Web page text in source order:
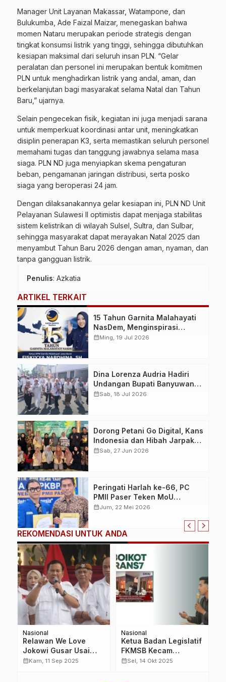
Manager Unit Layanan Makassar, Watampone, dan
Bulukumba, Ade Faizal Maizar, menegaskan bahwa
momen Nataru merupakan periode strategis dengan
tingkat konsumsi listrik yang tinggi, sehingga dibutuhkan
kesiapan maksimal dari seluruh insan PLN. “Gelar
peralatan dan personel ini merupakan bentuk komitmen
PLN untuk menghadirkan listrik yang andal, aman, dan
berkelanjutan bagi masyarakat selama Natal dan Tahun
Baru,” ujarnya.
Selain pengecekan fisik, kegiatan ini juga menjadi sarana
untuk memperkuat koordinasi antar unit, meningkatkan
disiplin penerapan K3, serta memastikan seluruh personel
memahami tugas dan tanggung jawabnya selama masa
siaga. PLN ND juga menyiapkan skema pengaturan
beban, pengamanan jaringan distribusi, serta posko
siaga yang beroperasi 24 jam.
Dengan dilaksanakannya gelar kesiapan ini, PLN ND Unit
Pelayanan Sulawesi II optimistis dapat menjaga stabilitas
sistem kelistrikan di wilayah Sulsel, Sultra, dan Sulbar,
sehingga masyarakat dapat merayakan Natal 2025 dan
menyambut Tahun Baru 2026 dengan aman, nyaman, dan
tanpa gangguan listrik.
Penulis: Azkatia
ARTIKEL TERKAIT
15 Tahun Garnita Malahayati
NasDem, Menginspirasi
Perempuan Memimpin
calendar_monthMing, 19 Jul 2026
Dina Lorenza Audria Hadiri
Undangan Bupati Banyuwangi,
Saksikan Banyuwangi Ethno
calendar_monthSab, 18 Jul 2026
Dorong Petani Go Digital, Kans
Indonesia dan Hibah Jarpak
Gita Pertiwi Gelar Pelatihan
calendar_monthSab, 27 Jun 2026
Peringati Harlah ke-66, PC
PMII Paser Teken MoU
Pencegahan Kekerasan
Sekaligus Luncurkan Logo
dan Website Resmi
calendar_monthJum, 22 Mei 2026
REKOMENDASI UNTUK ANDA
Nasional
Relawan We Love
Jokowi Gusar Usai
Budi Arie Dicopot,
calendar_monthKam, 11 Sep 2025
Nasional
Ketua Badan Legislatif
FKMSB Kecam
Tayangan Trans7
calendar_monthSel, 14 Okt 2025